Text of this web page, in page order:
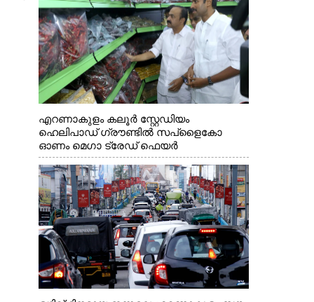
എറണാകുളം കലൂർ സ്റ്റേഡിയം
ഹെലിപാഡ് ഗ്രൗണ്ടിൽ സപ്ളൈകോ
ഓണം മെഗാ ട്രേഡ് ഫെയർ
സംസ്ഥാനതല ഉദ്ഘാടനം നിർവഹിച്ച്
സ്റ്റാൾ സന്ദർശിക്കുന്ന മുഖ്യമന്ത്രി വി.ഡി.
സതീശൻ. മന്ത്രി അനൂപ് ജേക്കബ് സമീപം